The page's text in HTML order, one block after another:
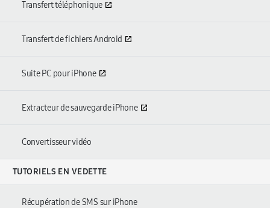
Transfert téléphonique
Transfert de fichiers Android
Suite PC pour iPhone
Extracteur de sauvegarde iPhone
Convertisseur vidéo
TUTORIELS EN VEDETTE
Récupération de SMS sur iPhone